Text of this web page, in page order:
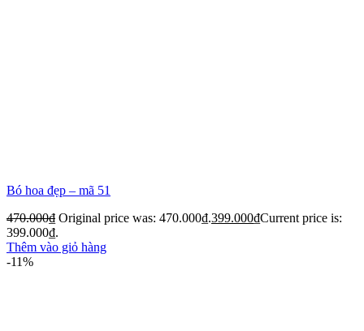
Bó hoa đẹp – mã 51
470.000₫ Original price was: 470.000₫.399.000₫Current price is:
399.000₫.
Thêm vào giỏ hàng
-11%